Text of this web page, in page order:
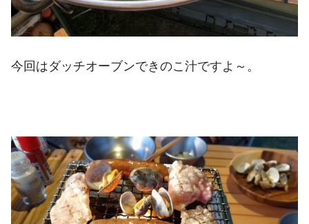
今回はダッチオーブンできのこ汁ですよ～。